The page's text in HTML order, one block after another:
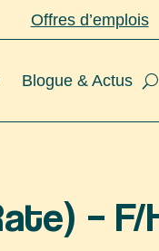
Offres d’emplois
Blogue & Actus
– F/